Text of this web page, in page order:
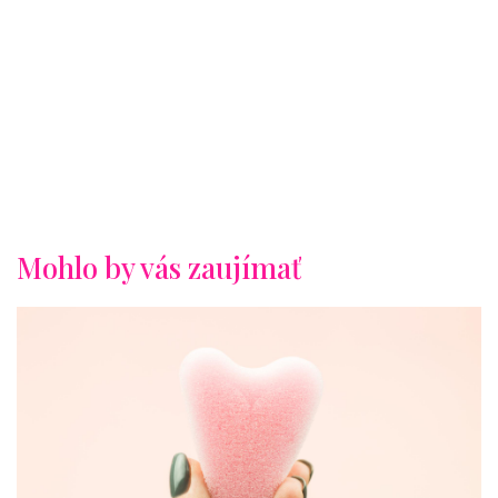
Mohlo by vás zaujímať